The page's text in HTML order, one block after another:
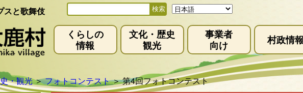
スと歌舞伎
くらしの
情報
文化・歴史
観光
事業者
向け
村政情報
・観光＞フォトコンテスト＞第4回フォトコンテスト